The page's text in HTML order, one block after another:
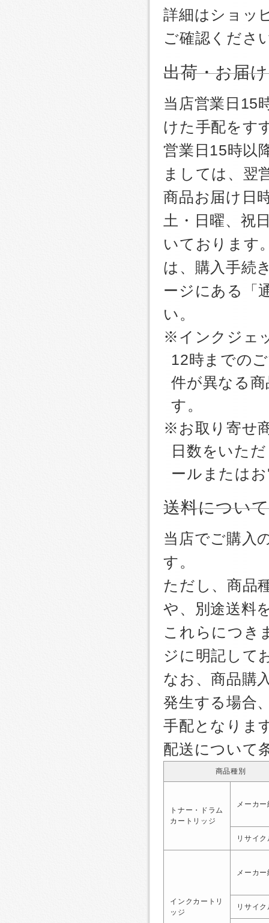
詳細はショッ
ご確認くださ
出荷・お届
当店営業日15
けた手配をす
営業日15時以
ましては、翌
商品お届け日
土・日曜、祝
いております
は、購入手続
ージにある「
い。
※インクジェ
12時までの
件が異なる
す。
※お取り寄せ
日数をいた
ールまたは
送料について
当店でご購入
す。
ただし、商品
や、別途送料
これらにつき
ジに明記して
なお、商品購
発生する場合
手配となりま
配送について
商品種別
トナー・ドラム
カートリッジ
メーカ
リサイ
インクカートリ
ッジ
メーカ
リサイ